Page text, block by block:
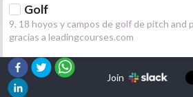
Golf
9, 18 hoyos y campos de golf de pitch and
gracias a leadingcourses.com
Senderismo
Join